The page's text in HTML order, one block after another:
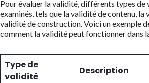
Pour évaluer la validité, différents types
examinés, tels que la validité de contenu,
validité de construction. Voici un exemple
comment la validité peut fonctionner dans
Type de
validité
Description